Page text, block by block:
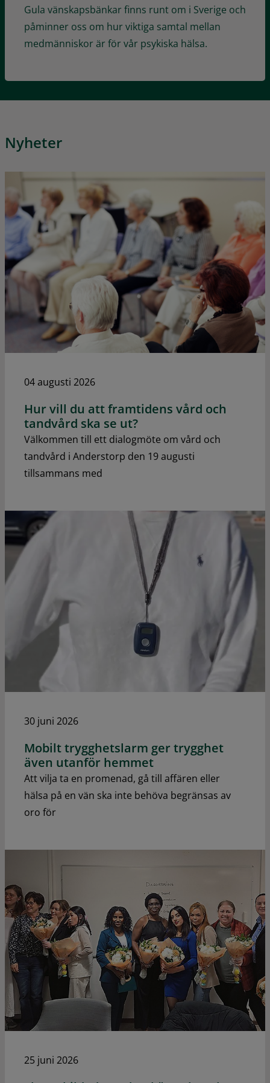
Gula vänskapsbänkar finns runt om i Sverige och
påminner oss om hur viktiga samtal mellan
medmänniskor är för vår psykiska hälsa.
Nyheter
04 augusti 2026
Hur vill du att framtidens vård och
tandvård ska se ut?
Välkommen till ett dialogmöte om vård och
tandvård i Anderstorp den 19 augusti
tillsammans med
30 juni 2026
Mobilt trygghetslarm ger trygghet
även utanför hemmet
Att vilja ta en promenad, gå till affären eller
hälsa på en vän ska inte behöva begränsas av
oro för
25 juni 2026